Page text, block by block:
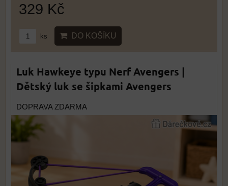
329 Kč
ks DO KOŠÍKU
Luk Hawkeye typu Nerf Avengers |
Dětský luk se šipkami Avengers
DOPRAVA ZDARMA